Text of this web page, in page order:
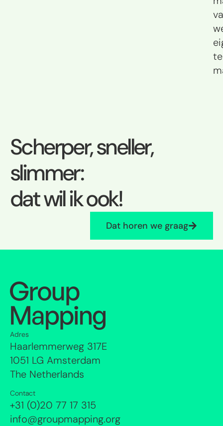
te
Scherper, sneller,
slimmer:
dat wil ik ook!
Dat horen we graag
Adres
Haarlemmerweg 317E
1051 LG Amsterdam
The Netherlands
Contact
+31 (0)20 77 17 315
info@groupmapping.org